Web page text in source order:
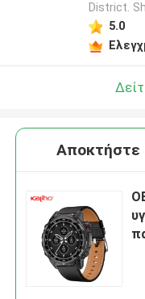
District.
5.0
Αποκτήστε